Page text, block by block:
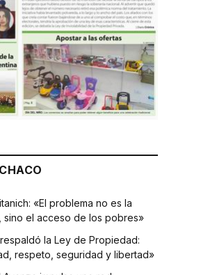
«El problema no es la
sino el acceso de los pobres»
la Ley de Propiedad:
respeto, seguridad y libertad»